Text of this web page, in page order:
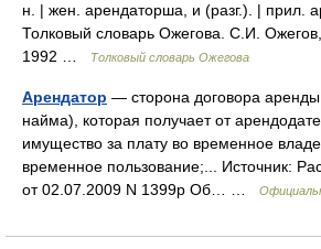
н. | жен. арендаторша, и (разг.). | прил.
Толковый словарь Ожегова. С.И.
1992 …
Толковый словарь Ожегова
Арендатор — сторона договора
найма), которая получает от
имущество за плату во временное
временное пользование;... Источник:
от 02.07.2009 N 1399р Об… …